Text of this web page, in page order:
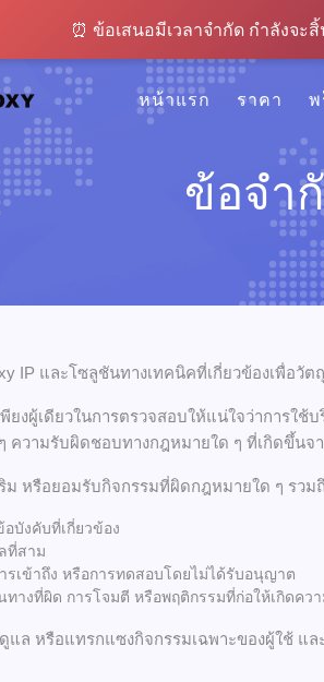
⏰ ข้อเสนอมีเวลาจำกัด กำลังจะสิ้นสุด
⏰ ข้อเสนอมีเวลาจำกัด กำลังจะ
หน้าแรก ราคา พ
ข้อจำ
IP และโซลูชันทางเทคนิคที่เกี่ยวข้องเพื่อ
งผู้เดียวในการตรวจสอบให้แน่ใจว่าการใ
ความรับผิดชอบทางกฎหมายใด ๆ ที่เกิดขึ้น
ม หรือยอมรับกิจกรรมที่ผิดกฎหมายใด ๆ รวม
บังคับที่เกี่ยวข้อง
ที่สาม
รเข้าถึง หรือการทดสอบโดยไม่ได้รับอนุญาต
ทางที่ผิด การโจมตี หรือพฤติกรรมที่ก่อให้เกิดควา
แล หรือแทรกแซงกิจกรรมเฉพาะของผู้ใช้